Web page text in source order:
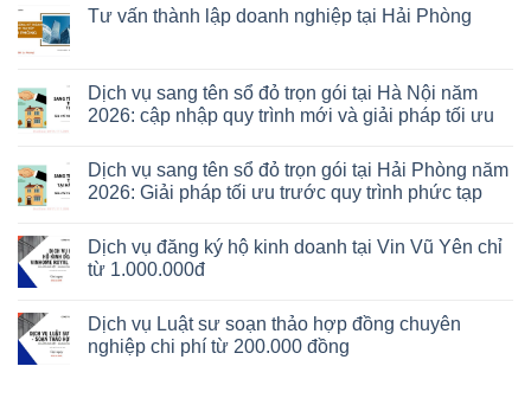
Tư vấn thành lập doanh nghiệp tại Hải Phòng
Dịch vụ sang tên sổ đỏ trọn gói tại Hà Nội năm
2026: cập nhập quy trình mới và giải pháp tối ưu
Dịch vụ sang tên sổ đỏ trọn gói tại Hải Phòng năm
2026: Giải pháp tối ưu trước quy trình phức tạp
Dịch vụ đăng ký hộ kinh doanh tại Vin Vũ Yên chỉ
từ 1.000.000đ
Dịch vụ Luật sư soạn thảo hợp đồng chuyên
nghiệp chi phí từ 200.000 đồng